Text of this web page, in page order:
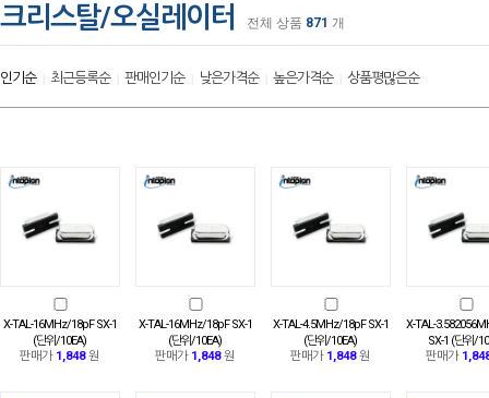
크리스탈/오실레이터 전체 상품 871 개
인기순| 최근등록순| 판매인기순| 낮은가격순| 높은가격순| 상품평많은순
X-TAL-16MHz/18pF SX-1
(단위/10EA)
판매가 1,848원
X-TAL-16MHz/18pF SX-1
(단위/10EA)
판매가 1,848원
X-TAL-4.5MHz/18pF SX-1
(단위/10EA)
판매가 1,848원
X-TAL-
SX-1 (단위/
판매가